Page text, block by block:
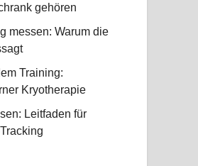
gehören
messen: Warum die
Training:
Kryotherapie
Leitfaden für